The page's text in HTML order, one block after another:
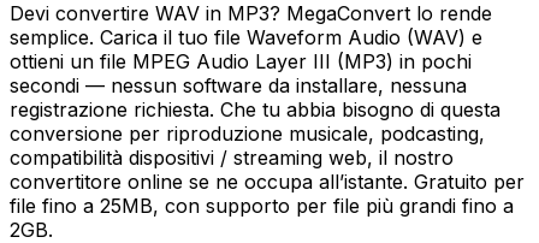
Devi convertire WAV in MP3? MegaConvert lo rende
semplice. Carica il tuo file Waveform Audio (WAV) e
ottieni un file MPEG Audio Layer III (MP3) in pochi
secondi — nessun software da installare, nessuna
registrazione richiesta. Che tu abbia bisogno di questa
conversione per riproduzione musicale, podcasting,
compatibilità dispositivi / streaming web, il nostro
convertitore online se ne occupa all’istante. Gratuito per
file fino a 25MB, con supporto per file più grandi fino a
2GB.